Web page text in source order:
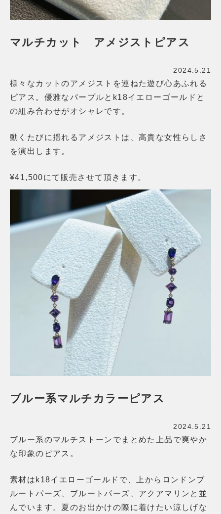
マルチカット アメジストピアス
2024.5.21
様々なカットのアメジストを連ねた遊び心あふれる
ピアス。優雅なパープルとk18イエローゴールドと
の組み合わせがオシャレです。
動くたびに揺れるアメジストは、高貴な女性らしさ
を演出します。
¥41,500にて販売させて頂きます。
ブルー系マルチカラーピアス
2024.5.21
ブルー系のマルチストーンでまとめた上品で爽やか
な印象のピアス。
素材はk18イエローゴールドで、上からロンドンブ
ルートパーズ、ブルートパーズ、アクアマリンと並
んでいます。夏のお出かけの際に着けたい涼しげな